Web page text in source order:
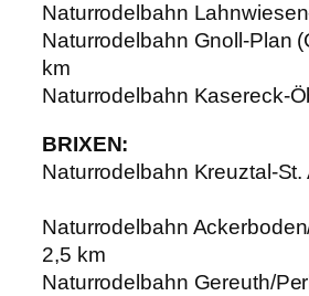
Naturrodelbahn
Naturrodelbahn Gnoll-Plan
km
Naturrodelbahn Kasereck-
BRIXEN:
Naturrodelbahn Kreuztal-St.
Naturrodelbahn
2,5 km
Naturrodelbahn Gereuth/